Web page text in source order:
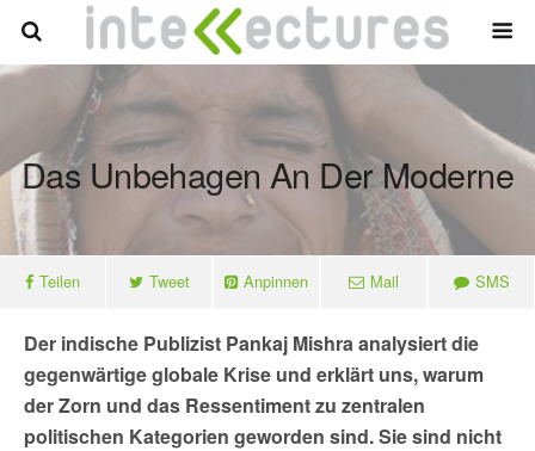
Das Unbehagen An Der Moderne
Teilen Tweet Anpinnen Mail SMS
Der indische Publizist Pankaj Mishra analysiert die
gegenwärtige globale Krise und erklärt uns, warum
der Zorn und das Ressentiment zu zentralen
politischen Kategorien geworden sind. Sie sind nicht